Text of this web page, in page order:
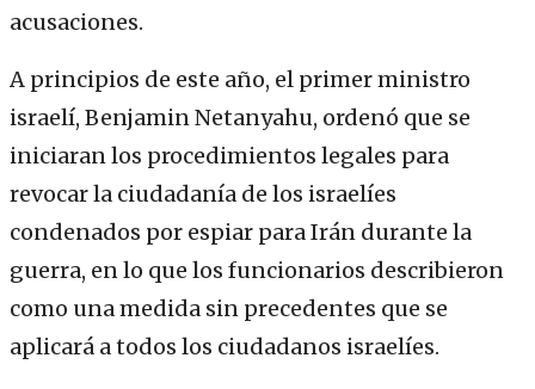
acusaciones.
A principios de este año, el primer ministro
israelí, Benjamin Netanyahu, ordenó que se
iniciaran los procedimientos legales para
revocar la ciudadanía de los israelíes
condenados por espiar para Irán durante la
guerra, en lo que los funcionarios describieron
como una medida sin precedentes que se
aplicará a todos los ciudadanos israelíes.